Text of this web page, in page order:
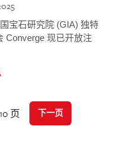
宝石研究院 (GIA) 独特
Converge 现已开放注
页 下一页